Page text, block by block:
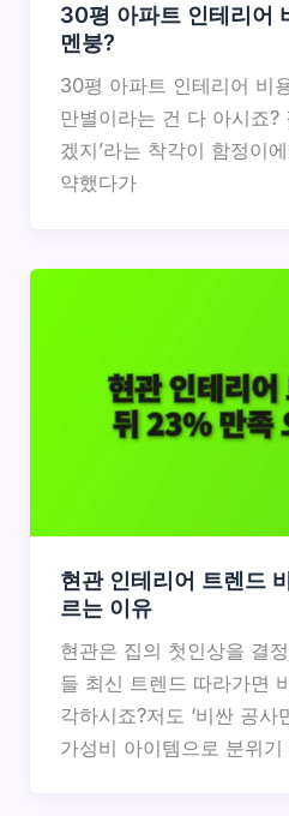
30평 아파트 인테리어
멘붕?
30평 아파트 인테리어 비
만별이라는 건 다 아시죠?
겠지’라는 착각이 함정이
약했다가
현관 인테리어 트렌드
르는 이유
현관은 집의 첫인상을 결
들 최신 트렌드 따라가면
각하시죠?저도 ‘비싼 공사
가성비 아이템으로 분위기